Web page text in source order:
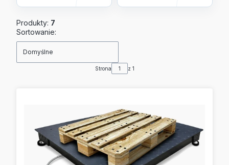
Produkty: 7
Lista produktów
Sortowanie:
Domyślne
Strona z 1